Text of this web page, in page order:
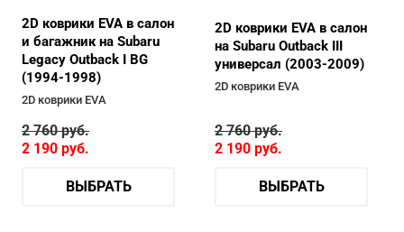
2D коврики EVA в салон
и багажник на Subaru
Legacy Outback I BG
(1994-1998)
2D коврики EVA
2 760руб.
2 190 руб.
ВЫБРАТЬ
2D коврики EVA в салон
на Subaru Outback III
универсал (2003-2009)
2D коврики EVA
2 760руб.
2 190 руб.
ВЫБРАТЬ